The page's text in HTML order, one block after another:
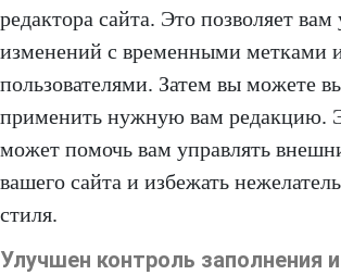
редактора сайта. Это позволяет вам
изменений с временными метками
пользователями. Затем вы можете
применить нужную вам редакцию.
может помочь вам управлять
вашего сайта и избежать
стиля.
Улучшен контроль заполнения